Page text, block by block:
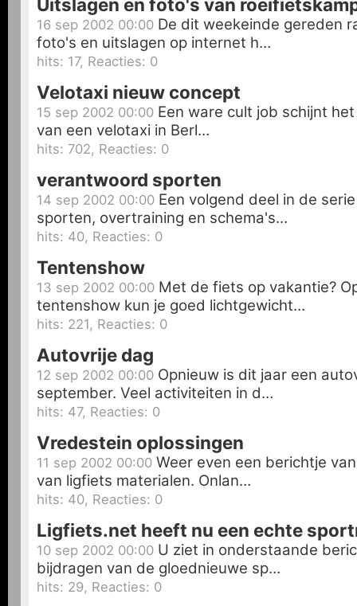
Uitslagen en foto's van
16 sep 2002 00:00 De dit weekeinde gereden
foto's en uitslagen op internet h…
hits: 17, Reacties: 0
Velotaxi nieuw concept
15 sep 2002 00:00 Een ware cult job schijnt
van een velotaxi in Berl…
hits: 702, Reacties: 0
verantwoord sporten
14 sep 2002 00:00 Een volgend deel in de
sporten, overtraining en schema's…
hits: 40, Reacties: 0
Tentenshow
13 sep 2002 00:00 Met de fiets op vakantie?
tentenshow kun je goed lichtgewicht…
hits: 221, Reacties: 0
Autovrije dag
12 sep 2002 00:00 Opnieuw is dit jaar een
september. Veel activiteiten in d…
hits: 47, Reacties: 0
Vredestein oplossingen
11 sep 2002 00:00 Weer even een berichtje
van ligfiets materialen. Onlan…
hits: 40, Reacties: 0
Ligfiets.net heeft nu een echte
10 sep 2002 00:00 U ziet in onderstaande
bijdragen van de gloednieuwe sp…
hits: 29, Reacties: 0